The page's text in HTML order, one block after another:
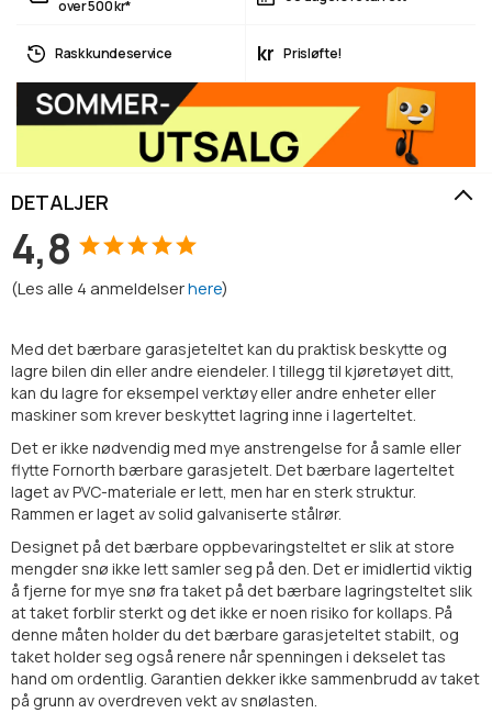
over 500 kr*
Rask kundeservice kr Prisløfte!
DETALJER
4,8
(Les alle 4anmeldelserhere)
Med det bærbare garasjeteltet kan du praktisk beskytte og
lagre bilen din eller andre eiendeler. I tillegg til kjøretøyet ditt,
kan du lagre for eksempel verktøy eller andre enheter eller
maskiner som krever beskyttet lagring inne i lagerteltet.
Det er ikke nødvendig med mye anstrengelse for å samle eller
flytte Fornorth bærbare garasjetelt. Detbærbare lagerteltet
laget av PVC-materiale er lett, men har en sterk struktur.
Rammen er laget av solid galvaniserte stålrør.
Designet på detbærbare oppbevaringsteltet er slik at store
mengder snø ikke lett samler seg på den. Det er imidlertid viktig
å fjerne for mye snø fra taket på detbærbare lagringsteltet slik
at taket forblir sterkt og det ikke er noen risiko for kollaps. På
denne måten holder du detbærbare garasjeteltet stabilt, og
taket holder seg også renere når spenningen i dekselet tas
hand om ordentlig. Garantien dekker ikke sammenbrudd av taket
på grunn av overdreven vekt av snølasten.